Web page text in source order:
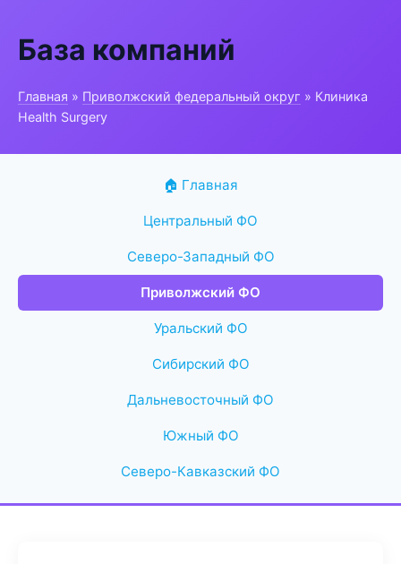
База компаний
Главная » Приволжский федеральный округ » Клиника
Health Surgery
🏠 Главная
Центральный ФО
Северо-Западный ФО
Приволжский ФО
Уральский ФО
Сибирский ФО
Дальневосточный ФО
Южный ФО
Северо-Кавказский ФО